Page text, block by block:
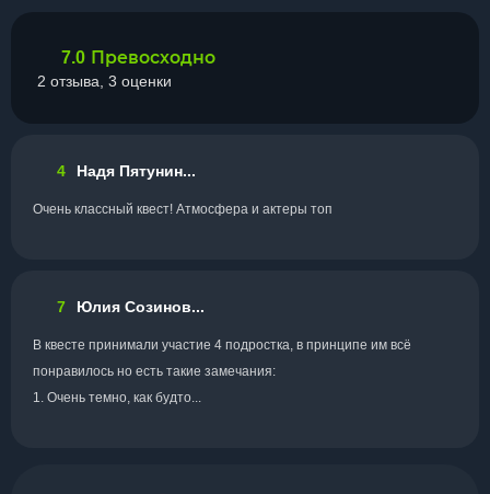
7.0 Превосходно
2 отзыва, 3 оценки
4 Надя Пятунин...
Очень классный квест! Атмосфера и актеры топ
7 Юлия Созинов...
В квесте принимали участие 4 подростка, в принципе им всё
понравилось но есть такие замечания:
1. Очень темно, как будто...